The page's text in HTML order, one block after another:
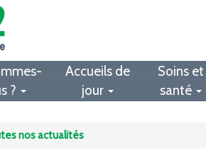
?
Accueils de
jour
Soins et
santé
nos actualités